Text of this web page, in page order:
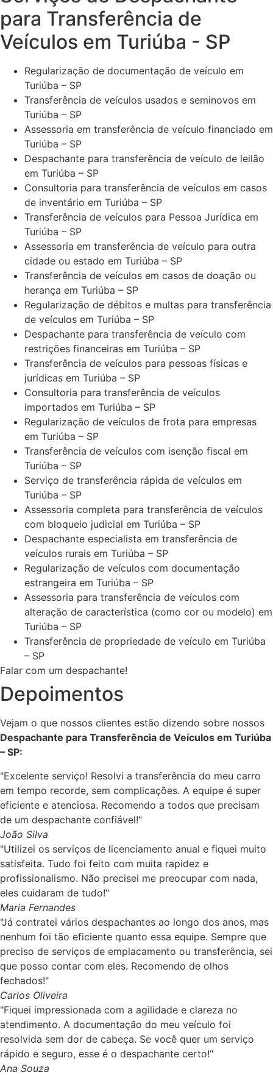
para Transferência de
Veículos em Turiúba - SP
Regularização de documentação de veículo em
Turiúba – SP
Transferência de veículos usados e seminovos em
Turiúba – SP
Assessoria em transferência de veículo financiado em
Turiúba – SP
Despachante para transferência de veículo de leilão
em Turiúba – SP
Consultoria para transferência de veículos em casos
de inventário em Turiúba – SP
Transferência de veículos para Pessoa Jurídica em
Turiúba – SP
Assessoria em transferência de veículo para outra
cidade ou estado em Turiúba – SP
Transferência de veículos em casos de doação ou
herança em Turiúba – SP
Regularização de débitos e multas para transferência
de veículos em Turiúba – SP
Despachante para transferência de veículo com
restrições financeiras em Turiúba – SP
Transferência de veículos para pessoas físicas e
jurídicas em Turiúba – SP
Consultoria para transferência de veículos
importados em Turiúba – SP
Regularização de veículos de frota para empresas
em Turiúba – SP
Transferência de veículos com isenção fiscal em
Turiúba – SP
Serviço de transferência rápida de veículos em
Turiúba – SP
Assessoria completa para transferência de veículos
com bloqueio judicial em Turiúba – SP
Despachante especialista em transferência de
veículos rurais em Turiúba – SP
Regularização de veículos com documentação
estrangeira em Turiúba – SP
Assessoria para transferência de veículos com
alteração de característica (como cor ou modelo) em
Turiúba – SP
Transferência de propriedade de veículo em Turiúba
– SP
Falar com um despachante!
Depoimentos
Vejam o que nossos clientes estão dizendo sobre nossos
Despachante para Transferência de Veículos em Turiúba
– SP:
"Excelente serviço! Resolvi a transferência do meu carro
em tempo recorde, sem complicações. A equipe é super
eficiente e atenciosa. Recomendo a todos que precisam
de um despachante confiável!"
João Silva
"Utilizei os serviços de licenciamento anual e fiquei muito
satisfeita. Tudo foi feito com muita rapidez e
profissionalismo. Não precisei me preocupar com nada,
eles cuidaram de tudo!"
Maria Fernandes
"Já contratei vários despachantes ao longo dos anos, mas
nenhum foi tão eficiente quanto essa equipe. Sempre que
preciso de serviços de emplacamento ou transferência, sei
que posso contar com eles. Recomendo de olhos
fechados!"
Carlos Oliveira
"Fiquei impressionada com a agilidade e clareza no
atendimento. A documentação do meu veículo foi
resolvida sem dor de cabeça. Se você quer um serviço
rápido e seguro, esse é o despachante certo!"
Ana Souza